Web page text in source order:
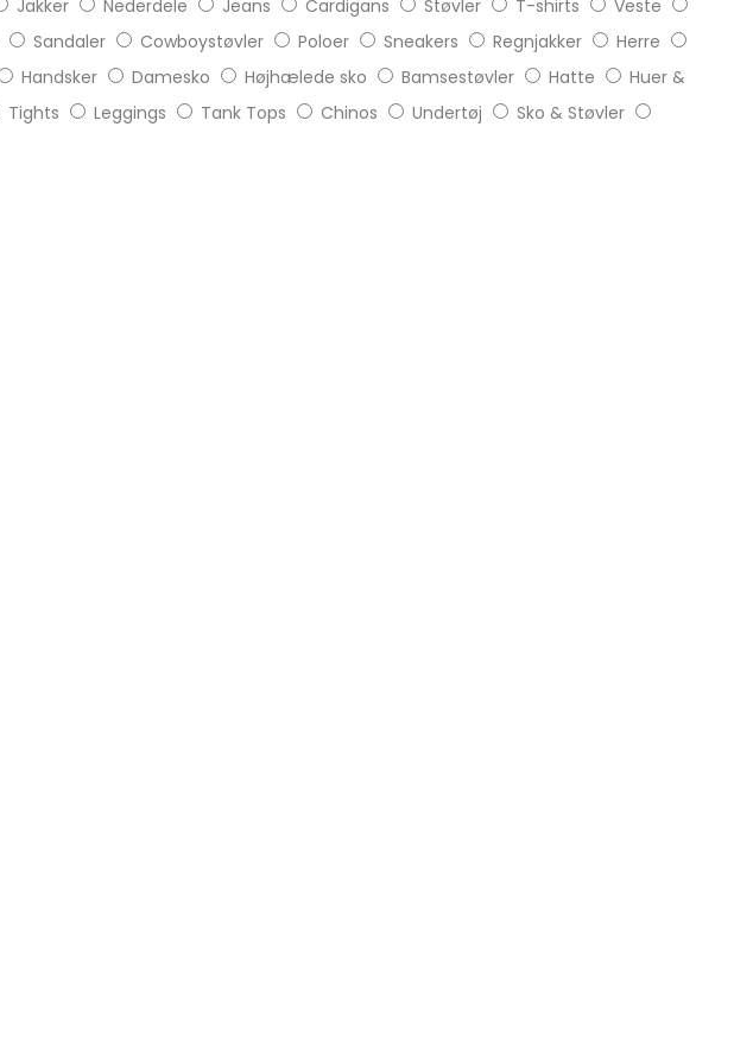
Jakker Nederdele Jeans Cardigans Støvler T-shirts
Veste
Sandaler Cowboystøvler Poloer Sneakers Regnjakker
Herre
Handsker Damesko Højhælede sko Bamsestøvler Hatte
Huer &
Tights Leggings Tank Tops Chinos Undertøj
Sko & Støvler